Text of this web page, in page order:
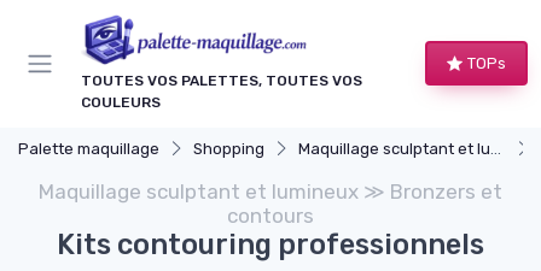
TOUTES VOS PALETTES, TOUTES VOS
COULEURS
TOPs
Palette maquillage Shopping Maquillage sculptant et lumineux
Maquillage sculptant et lumineux ≫ Bronzers et
contours
Kits contouring professionnels
Panneau de gestion des cookies